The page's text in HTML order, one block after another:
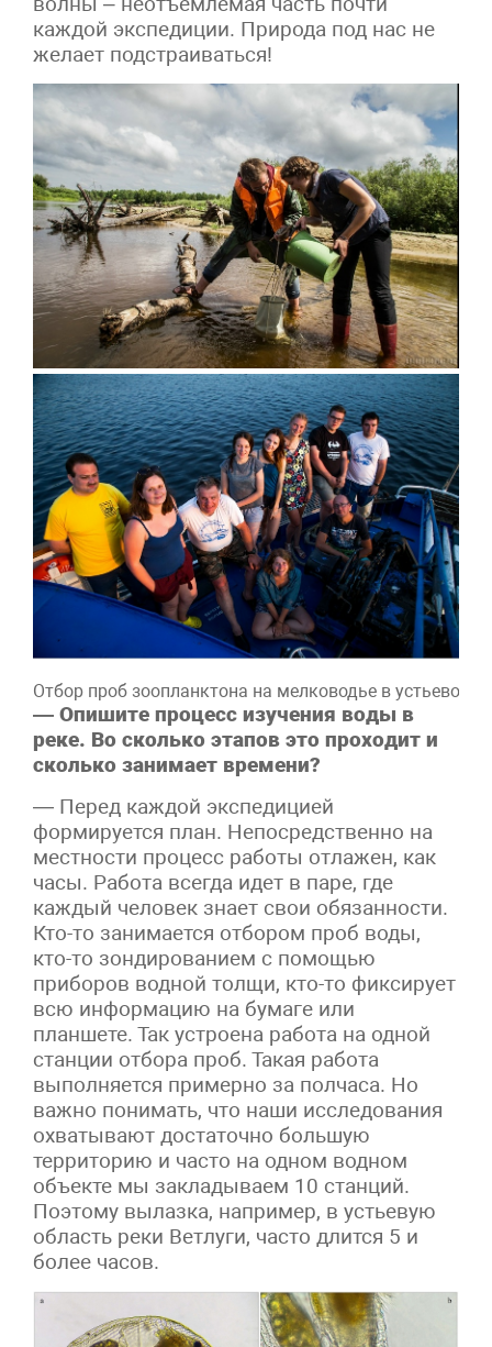
каждой экспедиции. Природа под нас не
желает подстраиваться!
Отбор проб зоопланктона на мелководье в устьевой
— Опишите процесс изучения воды в
реке. Во сколько этапов это проходит и
сколько занимает времени?
— Перед каждой экспедицией
формируется план. Непосредственно на
местности процесс работы отлажен, как
часы. Работа всегда идет в паре, где
каждый человек знает свои обязанности.
Кто-то занимается отбором проб воды,
кто-то зондированием с помощью
приборов водной толщи, кто-то фиксирует
всю информацию на бумаге или
планшете. Так устроена работа на одной
станции отбора проб. Такая работа
выполняется примерно за полчаса. Но
важно понимать, что наши исследования
охватывают достаточно большую
территорию и часто на одном водном
объекте мы закладываем 10 станций.
Поэтому вылазка, например, в устьевую
область реки Ветлуги, часто длится 5 и
более часов.